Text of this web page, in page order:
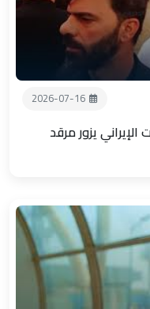
2026-07-16
يزور مرقد